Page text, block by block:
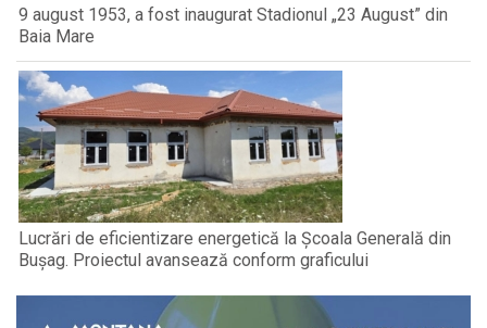
9 august 1953, a fost inaugurat Stadionul „23 August” din
Baia Mare
Lucrări de eficientizare energetică la Școala Generală din
Bușag. Proiectul avansează conform graficului